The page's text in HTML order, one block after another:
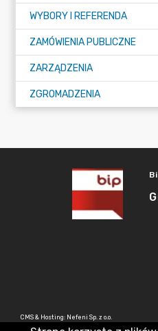
WYBORY I REFERENDA
ZAMÓWIENIA PUBLICZNE
ZARZĄDZENIA
ZGROMADZENIA
CMS & Hosting: Nefeni Sp. z o.o.